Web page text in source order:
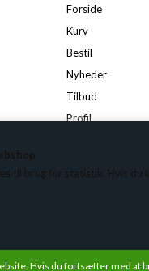
til brug for statistik. Hvis
Forside
Kurv
Bestil
Nyheder
Tilbud
Profil
Hvis du fortsætter med at